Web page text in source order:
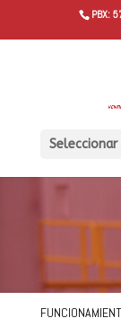
PBX:
Seleccionar